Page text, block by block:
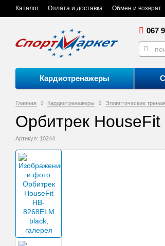
Каталог Оплата и доставка Обмен и возврат
067
Кардиотренажеры
Главная Кардиотренажеры Эллиптические
Орбитрек
Артикул: 10244